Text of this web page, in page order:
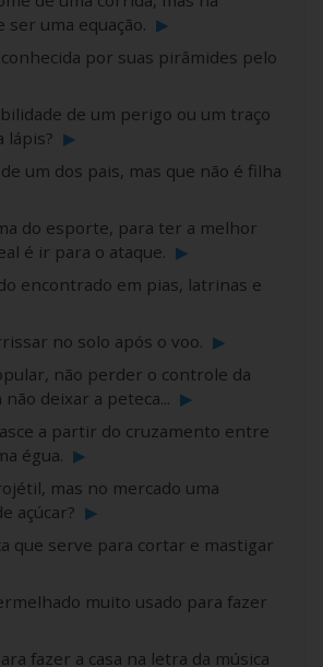
ser uma equação. ▶
por suas pirâmides pelo
de um perigo ou um traço
lápis? ▶
um dos pais, mas que não é filha
do esporte, para ter a melhor
é ir para o ataque. ▶
encontrado em pias, latrinas e
no solo após o voo. ▶
não perder o controle da
deixar a peteca... ▶
a partir do cruzamento entre
égua. ▶
mas no mercado uma
açúcar? ▶
que serve para cortar e mastigar
muito usado para fazer
fazer a casa na letra da música